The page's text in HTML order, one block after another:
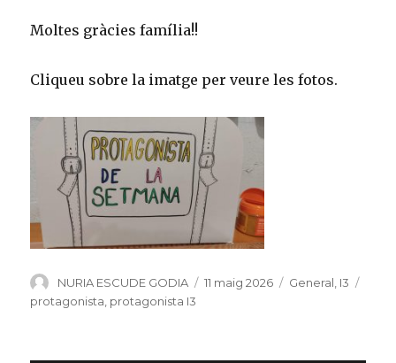
Moltes gràcies família!!
Cliqueu sobre la imatge per veure les fotos.
Author
NURIA ESCUDE GODIA
Posted
11 maig 2026 Categories
General, I3
protagonista, protagonista I3